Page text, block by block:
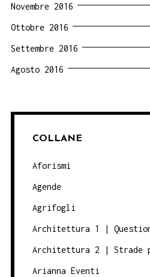
Novembre 2016
Ottobre 2016
Settembre 2016
Agosto 2016
COLLANE
Aforismi
Agende
Agrifogli
Architettura 1 |
Architettura 2 | Strade
Arianna Eventi